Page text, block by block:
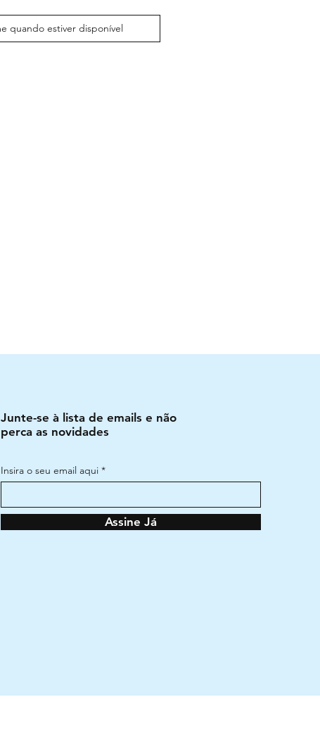
quando estiver disponível
Junte-se à lista de emails e não
perca as novidades
Insira o seu email aqui
Assine Já